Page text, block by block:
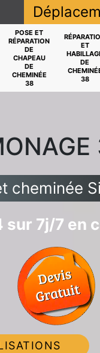
POSE ET
RÉPARATION
DE
CHAPEAU
DE
CHEMINÉE
38
ET
DE
38
cheminée
7j/7 en